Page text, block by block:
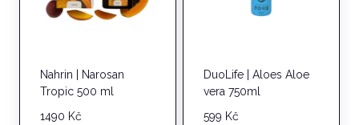
Nahrin | Narosan
Tropic 500 ml
1490 Kč
DuoLife | Aloes Aloe
vera 750ml
599 Kč